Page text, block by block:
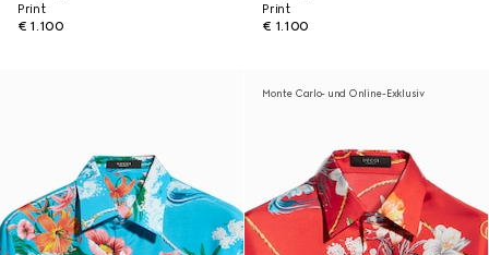
Print
€ 1.100
Print
€ 1.100
Monte Carlo- und Online-Exklusiv